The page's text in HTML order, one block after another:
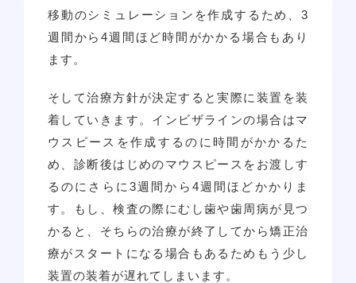
移動のシミュレーションを作成するため、3
週間から4週間ほど時間がかかる場合もあり
ます。
そして治療方針が決定すると実際に装置を装
着していきます。インビザラインの場合はマ
ウスピースを作成するのに時間がかかるた
め、診断後はじめのマウスピースをお渡しす
るのにさらに3週間から4週間ほどかかりま
す。もし、検査の際にむし歯や歯周病が見つ
かると、そちらの治療が終了してから矯正治
療がスタートになる場合もあるためもう少し
装置の装着が遅れてしまいます。